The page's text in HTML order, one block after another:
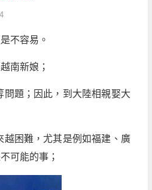
不容易。
南新娘；
題；因此，到大陸相親娶大
越困難，尤其是例如福建、廣
可能的事；